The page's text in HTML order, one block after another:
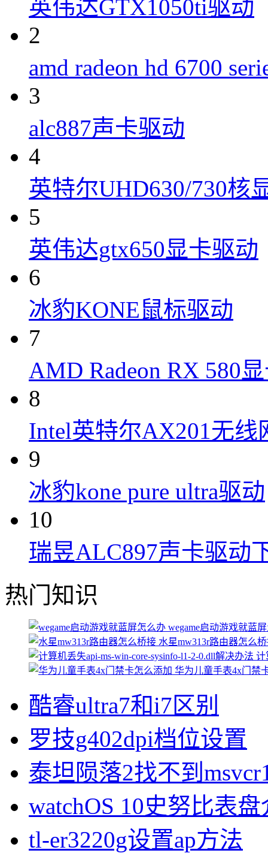
英伟达GTX1050ti驱动
2
amd radeon hd 6700
3
alc887声卡驱动
4
英特尔UHD630/730核
5
英伟达gtx650显卡驱动
6
冰豹KONE鼠标驱动
7
AMD Radeon RX 580
8
Intel英特尔AX201无线
9
冰豹kone pure ultra驱动
10
瑞昱ALC897声卡驱动
热门知识
wegame启动游戏就蓝
水星mw313r路由器怎么
计
华为儿童手表4x门禁
酷睿ultra7和i7区别
罗技g402dpi档位设置
泰坦陨落2找不到
watchOS 10史努比表
tl-er3220g设置ap方法